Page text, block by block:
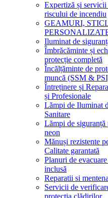
Expertiză și servicii
riscului de incendiu
GEAMURI,
Iluminat de
Îmbrăcăminte și
protecție completă
Încălțăminte de
muncă (SSM &
Întreținere și
și Profesionale
Lămpi de Iluminat
Sanitare
Lămpi de
neon
Mănuși rezistente
Calitate garantată
Planuri de
inclusă
Reparatii si
Servicii de
protecția clădirilor